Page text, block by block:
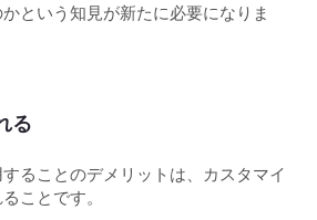
という知見が新たに必要になりま
る
ることのデメリットは、カスタマイ
ことです。